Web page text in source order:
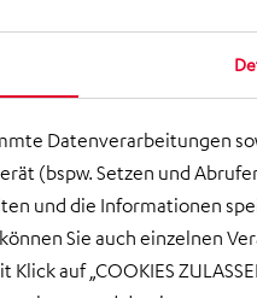
Datenverarbeitungen
(bspw. Setzen und
und die Informationen
Sie auch einzelnen
auf „COOKIES